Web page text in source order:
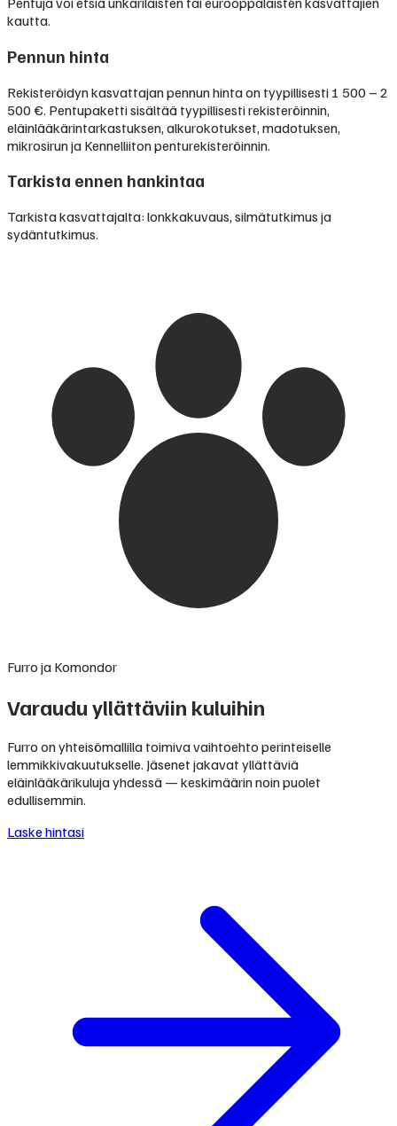
kautta.
Pennun hinta
Rekisteröidyn kasvattajan pennun hinta on tyypillisesti 1 500 – 2
500 €. Pentupaketti sisältää tyypillisesti rekisteröinnin,
eläinlääkärintarkastuksen, alkurokotukset, madotuksen,
mikrosirun ja Kennelliiton penturekisteröinnin.
Tarkista ennen hankintaa
Tarkista kasvattajalta: lonkkakuvaus, silmätutkimus ja
sydäntutkimus.
Furro ja Komondor
Varaudu yllättäviin kuluihin
Furro on yhteisömallilla toimiva vaihtoehto perinteiselle
lemmikkivakuutukselle. Jäsenet jakavat yllättäviä
eläinlääkärikuluja yhdessä — keskimäärin noin puolet
edullisemmin.
Laske hintasi